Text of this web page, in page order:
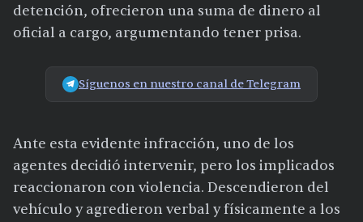
detención, ofrecieron una suma de dinero al
oficial a cargo, argumentando tener prisa.
Síguenos en nuestro canal de Telegram
Ante esta evidente infracción, uno de los
agentes decidió intervenir, pero los implicados
reaccionaron con violencia. Descendieron del
vehículo y agredieron verbal y físicamente a los